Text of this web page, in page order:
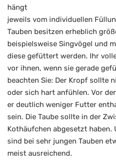
hängt
jeweils vom individuellen
Tauben besitzen erheblich
beispielsweise Singvögel und
diese gefüttert werden. Ihr
vor ihnen, wenn sie gerade
beachten Sie: Der Kropf sollte
oder sich hart anfühlen. Vor
er deutlich weniger Futter
sein. Die Taube sollte in der
Kothäufchen abgesetzt haben.
sind bei sehr jungen Tauben
meist ausreichend.